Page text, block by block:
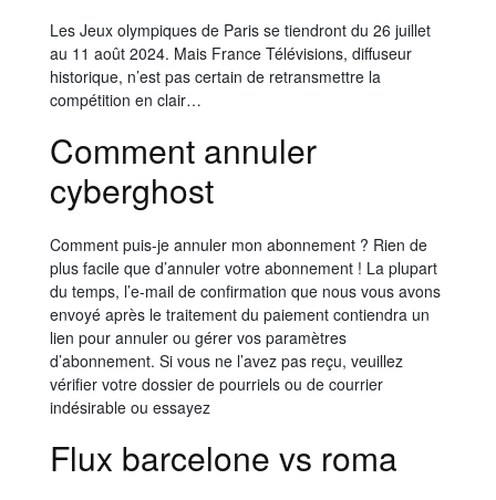
Les Jeux olympiques de Paris se tiendront du 26 juillet
au 11 août 2024. Mais France Télévisions, diffuseur
historique, n’est pas certain de retransmettre la
compétition en clair…
Comment annuler
cyberghost
Comment puis-je annuler mon abonnement ? Rien de
plus facile que d’annuler votre abonnement ! La plupart
du temps, l’e-mail de confirmation que nous vous avons
envoyé après le traitement du paiement contiendra un
lien pour annuler ou gérer vos paramètres
d’abonnement. Si vous ne l’avez pas reçu, veuillez
vérifier votre dossier de pourriels ou de courrier
indésirable ou essayez
Flux barcelone vs roma